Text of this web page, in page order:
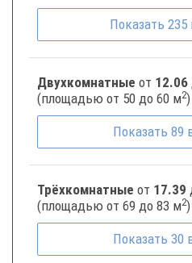
Показать 235
Двухкомнатные от 12.06
(площадью от 50 до 60 м2)
Показать 89
Трёхкомнатные от 17.39
(площадью от 69 до 83 м2)
Показать 30